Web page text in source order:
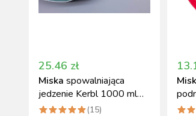
25.46 zł
Miska spowalniająca
jedzenie Kerbl 1000 ml
zielona
(15)